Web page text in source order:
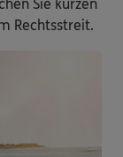
Sie kurzen
Rechtsstreit.